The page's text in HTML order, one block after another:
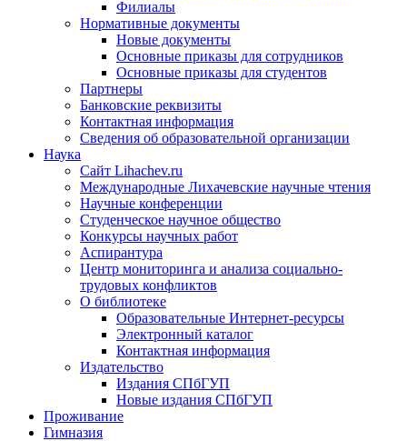
Филиалы
Нормативные документы
Новые документы
Основные приказы для сотрудников
Основные приказы для студентов
Партнеры
Банковские реквизиты
Контактная информация
Сведения об образовательной организации
Наука
Сайт Lihachev.ru
Международные Лихачевские научные чтения
Научные конференции
Студенческое научное общество
Конкурсы научных работ
Аспирантура
Центр мониторинга и анализа социально-
трудовых конфликтов
О библиотеке
Образовательные Интернет-ресурсы
Электронный каталог
Контактная информация
Издательство
Издания СПбГУП
Новые издания СПбГУП
Проживание
Гимназия